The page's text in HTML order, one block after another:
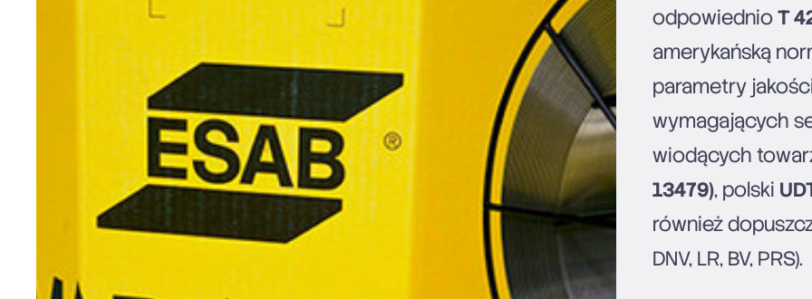
odpowiednioT
amerykańską
parametry
wymagających
wiodących
13479), polski
również
DNV, LR, BV, PRS).